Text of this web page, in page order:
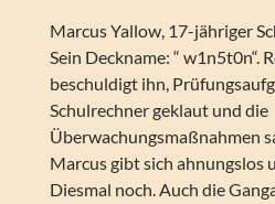
Marcus Yallow, 17-jähriger
Sein Deckname: “ w1n5t0n“.
beschuldigt ihn,
Schulrechner geklaut und die
Überwachungsmaßnahmen
Marcus gibt sich ahnungslos
Diesmal noch. Auch die